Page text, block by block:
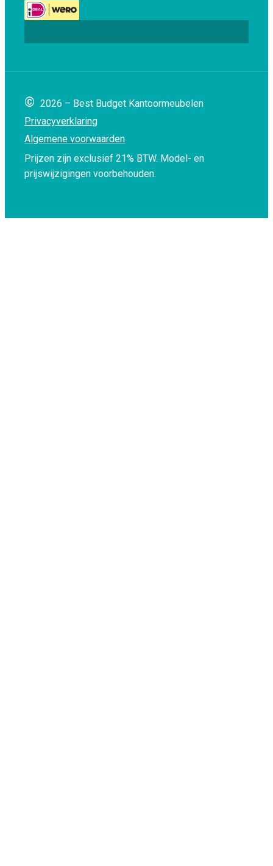
© 2026 – Best Budget Kantoormeubelen
Privacyverklaring
Algemene voorwaarden
Prijzen zijn exclusief 21% BTW. Model- en
prijswijzigingen voorbehouden.